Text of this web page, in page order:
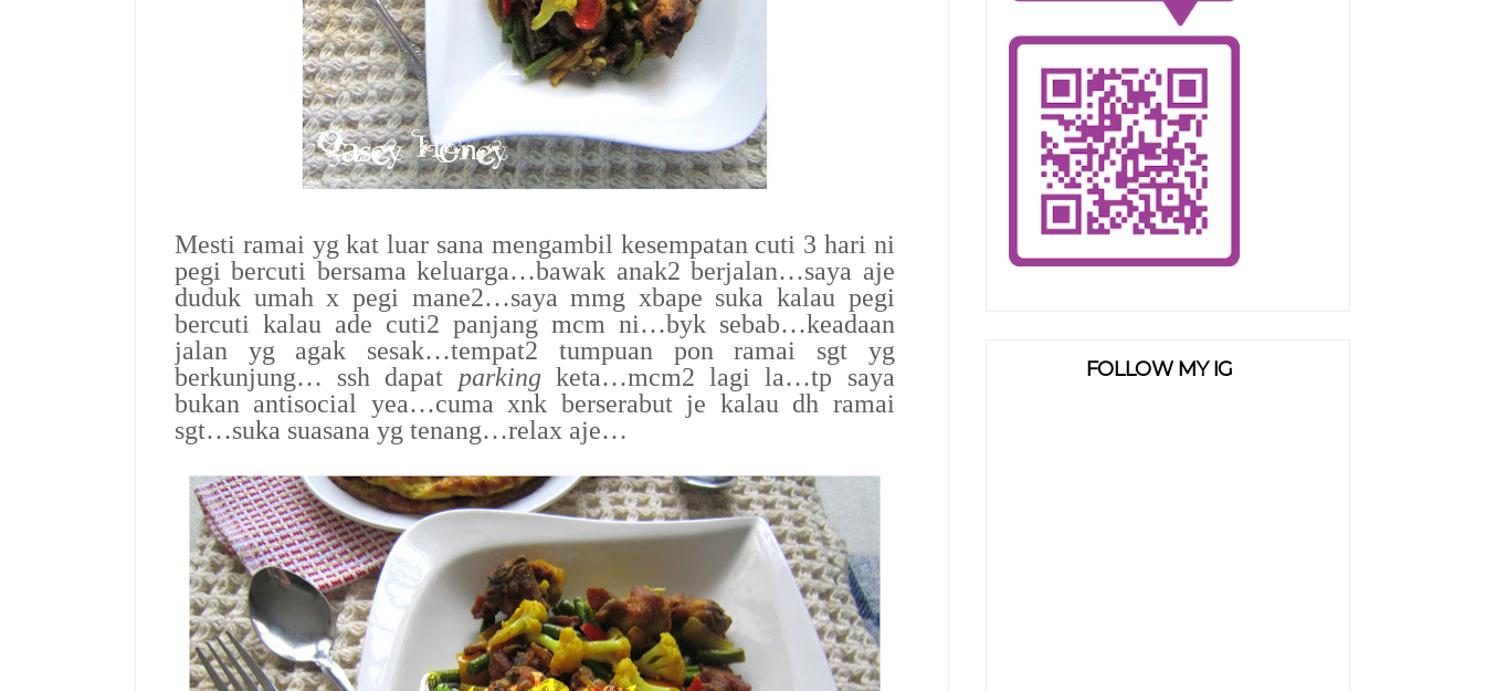
Mesti ramai yg kat luar sana mengambil kesempatan cuti 3 hari ni
pegi bercuti bersama keluarga…bawak anak2 berjalan…saya aje
duduk umah x pegi mane2…saya mmg xbape suka kalau pegi
bercuti kalau ade cuti2 panjang mcm ni…byk sebab…keadaan
jalan yg agak sesak…tempat2 tumpuan pon ramai sgt yg
berkunjung… ssh dapat parking keta…mcm2 lagi la…tp saya
bukan antisocial yea…cuma xnk berserabut je kalau dh ramai
sgt…suka suasana yg tenang…relax aje…
FOLLOW MY IG